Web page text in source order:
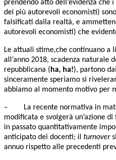
prendendo atto dell’evidenza
dei più autorevoli economisti)
falsificati dalla realtà, e
autorevoli economisti) che
Le attuali stime,che continuano a
all’anno 2018, scadenza naturale
repubblicana ( ha, ha!), partono
sinceramente speriamo si
abbiamo al momento motivo per
–
La recente normativa in
modificata e svolgerà un’azione
in passato quantitativamente
anticipato dei docenti; il turnover
annuo rispetto alle precedenti